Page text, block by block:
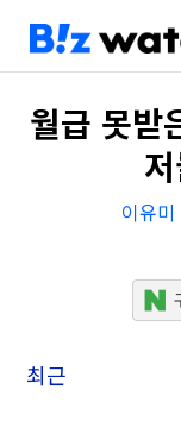
월급 못받
이유미
최근